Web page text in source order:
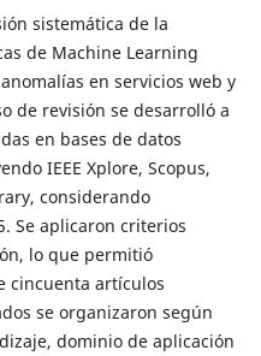
sistemática de la
de Machine Learning
en servicios web y
de revisión se desarrolló a
en bases de datos
IEEE Xplore, Scopus,
considerando
Se aplicaron criterios
lo que permitió
cincuenta artículos
se organizaron según
dominio de aplicación